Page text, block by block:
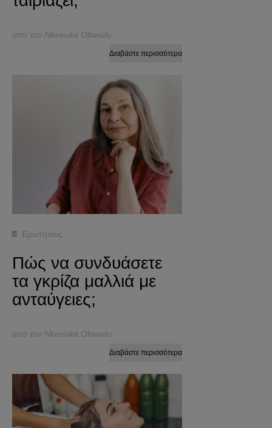
από τον Nkeiruka Obiwulu
Διαβάστε περισσότερα
Ερωτήσεις
Πώς να συνδυάσετε
τα γκρίζα μαλλιά με
ανταύγειες;
από τον Nkeiruka Obiwulu
Διαβάστε περισσότερα